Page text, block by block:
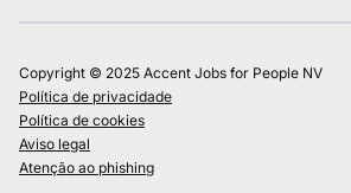
Copyright © 2025 Accent Jobs for People NV
Política de privacidade
Política de cookies
Aviso legal
Atenção ao phishing